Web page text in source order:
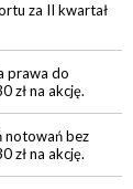
za II kwartał
prawa do
zł na akcję.
notowań bez
zł na akcję.